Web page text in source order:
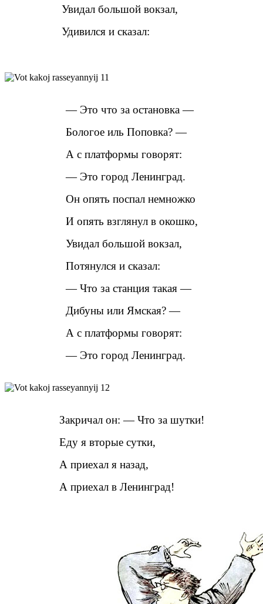
Увидал большой вокзал,
Удивился и сказал:
— Это что за остановка —
Бологое иль Поповка? —
А с платформы говорят:
— Это город Ленинград.
Он опять поспал немножко
И опять взглянул в окошко,
Увидал большой вокзал,
Потянулся и сказал:
— Что за станция такая —
Дибуны или Ямская? —
А с платформы говорят:
— Это город Ленинград.
Закричал он: — Что за шутки!
Еду я вторые сутки,
А приехал я назад,
А приехал в Ленинград!